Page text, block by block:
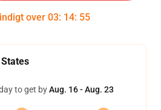
over 03: 14: 54
to get byAug. 16 - Aug. 23